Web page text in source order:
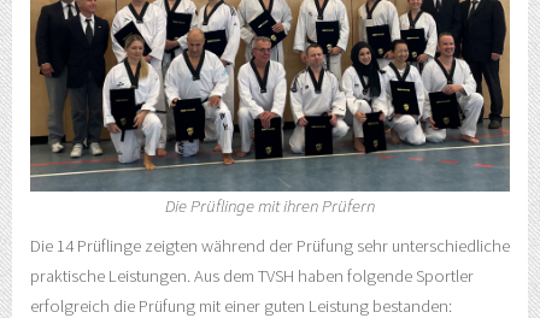
Die Prüflinge mit ihren Prüfern
Die 14 Prüflinge zeigten während der Prüfung sehr unterschiedliche
praktische Leistungen. Aus dem TVSH haben folgende Sportler
erfolgreich die Prüfung mit einer guten Leistung bestanden: